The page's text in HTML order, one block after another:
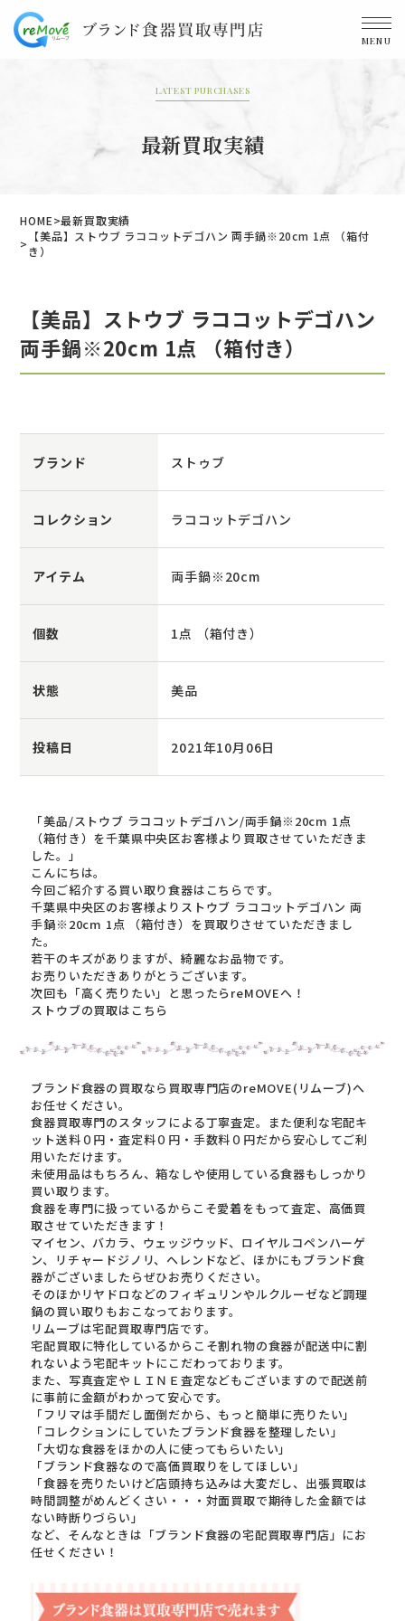
MENU
LATEST PURCHASES
最新買取実績
HOME
最新買取実績
【美品】ストウブ ラココットデゴハン 両手鍋※20cm 1点 （箱付
き）
【美品】ストウブ ラココットデゴハン
両手鍋※20cm 1点 （箱付き）
ブランド ストゥブ
コレクション ラココットデゴハン
アイテム 両手鍋※20cm
個数 1点 （箱付き）
状態 美品
投稿日 2021年10月06日
「美品/ストウブ ラココットデゴハン/両手鍋※20cm 1点
（箱付き）を千葉県中央区お客様より買取させていただきま
した。」
こんにちは。
今回ご紹介する買い取り食器はこちらです。
千葉県中央区のお客様よりストウブ ラココットデゴハン 両
手鍋※20cm 1点 （箱付き）を買取りさせていただきまし
た。
若干のキズがありますが、綺麗なお品物です。
お売りいただきありがとうございます。
次回も「高く売りたい」と思ったらreMOVEへ！
ストウブの買取はこちら
ブランド食器の買取なら買取専門店のreMOVE(リムーブ)へ
お任せください。
食器買取専門のスタッフによる丁寧査定。また便利な宅配キ
ット送料０円・査定料０円・手数料０円だから安心してご利
用いただけます。
未使用品はもちろん、箱なしや使用している食器もしっかり
買い取ります。
食器を専門に扱っているからこそ愛着をもって査定、高価買
取させていただきます！
マイセン、バカラ、ウェッジウッド、ロイヤルコペンハーゲ
ン、リチャードジノリ、ヘレンドなど、ほかにもブランド食
器がございましたらぜひお売りください。
そのほかリヤドロなどのフィギュリンやルクルーゼなど調理
鍋の買い取りもおこなっております。
リムーブは宅配買取専門店です。
宅配買取に特化しているからこそ割れ物の食器が配送中に割
れないよう宅配キットにこだわっております。
また、写真査定やＬＩＮＥ査定などもございますので配送前
に事前に金額がわかって安心です。
「フリマは手間だし面倒だから、もっと簡単に売りたい」
「コレクションにしていたブランド食器を整理したい」
「大切な食器をほかの人に使ってもらいたい」
「ブランド食器なので高価買取りをしてほしい」
「食器を売りたいけど店頭持ち込みは大変だし、出張買取は
時間調整がめんどくさい・・・対面買取で期待した金額では
ない時断りづらい」
など、そんなときは「ブランド食器の宅配買取専門店」にお
任せください！